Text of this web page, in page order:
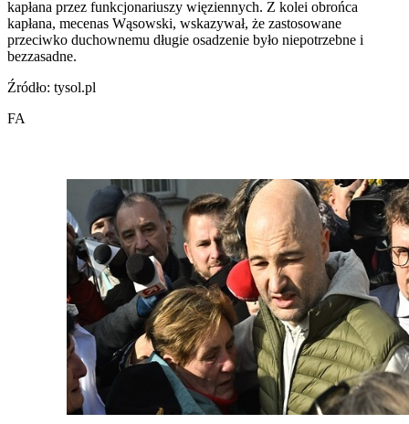
kapłana przez funkcjonariuszy więziennych. Z kolei obrońca
kapłana, mecenas Wąsowski, wskazywał, że zastosowane
przeciwko duchownemu długie osadzenie było niepotrzebne i
bezzasadne.
Źródło: tysol.pl
FA